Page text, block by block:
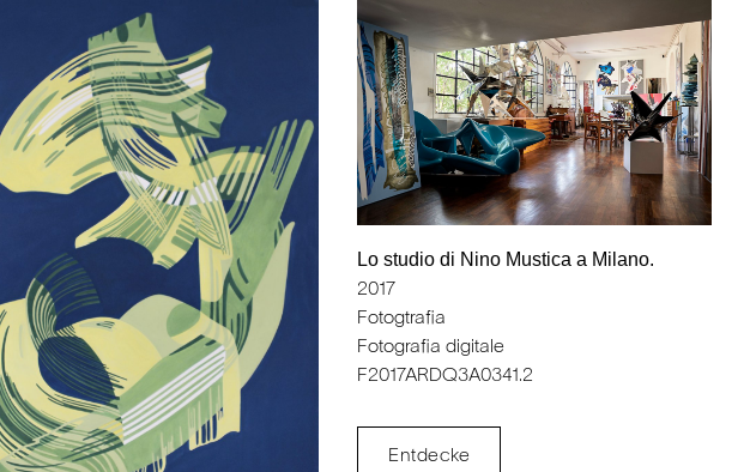
Lo studio di Nino Mustica a Milano.
2017
Fotogtrafia
Fotografia digitale
F2017ARDQ3A0341.2
Entdecke